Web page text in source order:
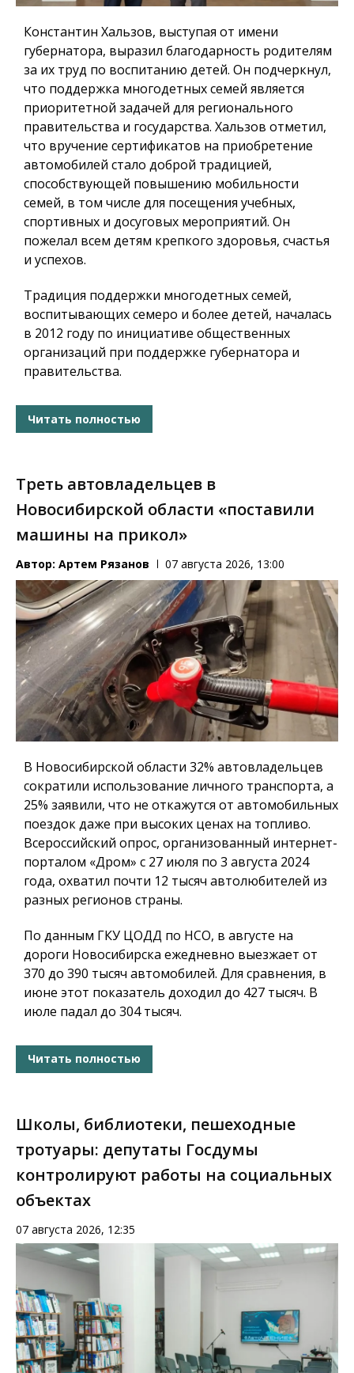
Константин Хальзов, выступая от имени
губернатора, выразил благодарность родителям
за их труд по воспитанию детей. Он подчеркнул,
что поддержка многодетных семей является
приоритетной задачей для регионального
правительства и государства. Хальзов отметил,
что вручение сертификатов на приобретение
автомобилей стало доброй традицией,
способствующей повышению мобильности
семей, в том числе для посещения учебных,
спортивных и досуговых мероприятий. Он
пожелал всем детям крепкого здоровья, счастья
и успехов.
Традиция поддержки многодетных семей,
воспитывающих семеро и более детей, началась
в 2012 году по инициативе общественных
организаций при поддержке губернатора и
правительства.
Читать полностью
Треть автовладельцев в
Новосибирской области «поставили
машины на прикол»
Автор: Артем Рязанов 07 августа 2026, 13:00
В Новосибирской области 32% автовладельцев
сократили использование личного транспорта, а
25% заявили, что не откажутся от автомобильных
поездок даже при высоких ценах на топливо.
Всероссийский опрос, организованный интернет-
порталом «Дром» с 27 июля по 3 августа 2024
года, охватил почти 12 тысяч автолюбителей из
разных регионов страны.
По данным ГКУ ЦОДД по НСО, в августе на
дороги Новосибирска ежедневно выезжает от
370 до 390 тысяч автомобилей. Для сравнения, в
июне этот показатель доходил до 427 тысяч. В
июле падал до 304 тысяч.
Читать полностью
Школы, библиотеки, пешеходные
тротуары: депутаты Госдумы
контролируют работы на социальных
объектах
07 августа 2026, 12:35